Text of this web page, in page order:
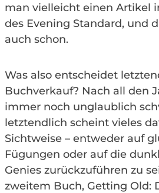
man vielleicht einen Artikel
des Evening Standard, und
auch schon.
Was also entscheidet
Buchverkauf? Nach all den
immer noch unglaublich
letztendlich scheint vieles
Sichtweise – entweder auf
Fügungen oder auf die
Genies zurückzuführen zu
zweitem Buch, Getting Old: